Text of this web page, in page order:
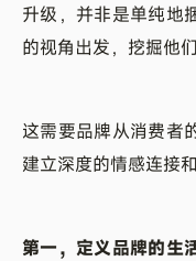
升级，并非是单纯地
的视角出发，挖掘他
这需要品牌从消费者
建立深度的情感连接
第一，定义品牌的生